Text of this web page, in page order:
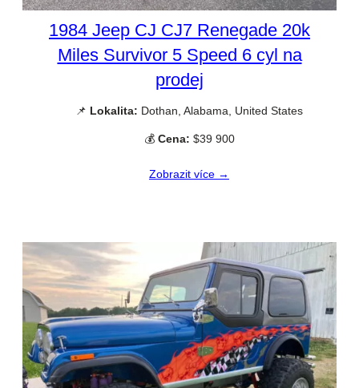
1984 Jeep CJ CJ7 Renegade 20k
Miles Survivor 5 Speed 6 cyl na
prodej
📌 Lokalita: Dothan, Alabama, United States
💰 Cena: $39 900
Zobrazit více →